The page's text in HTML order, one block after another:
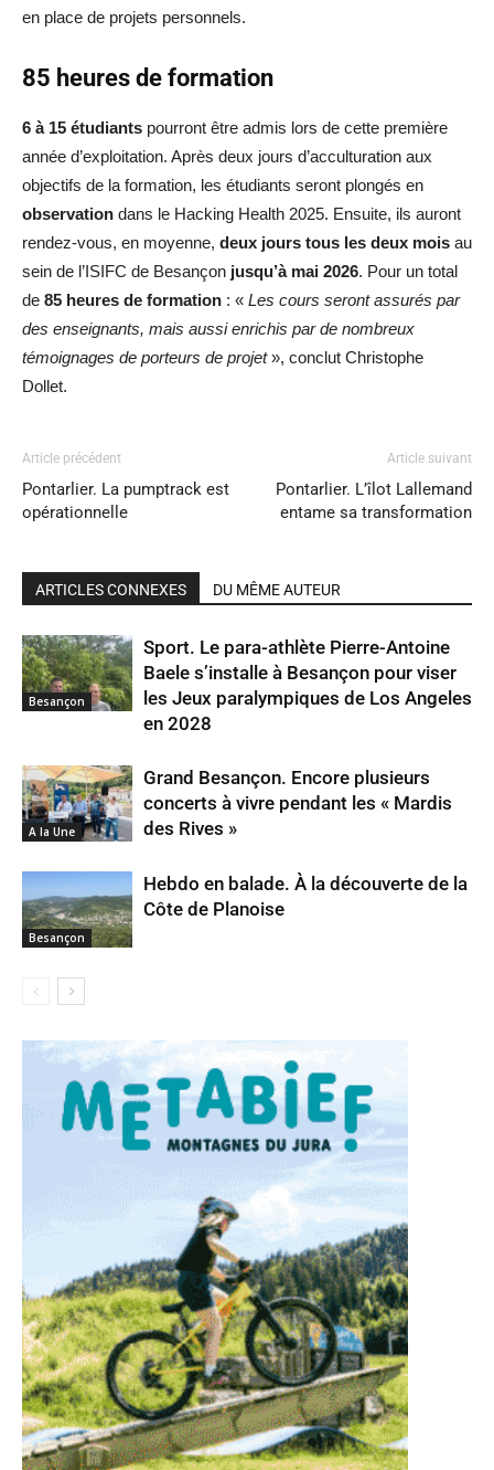
en place de projets personnels.
85 heures de formation
6 à 15 étudiants pourront être admis lors de cette première
année d’exploitation. Après deux jours d’acculturation aux
objectifs de la formation, les étudiants seront plongés en
observation dans le Hacking Health 2025. Ensuite, ils auront
rendez-vous, en moyenne, deux jours tous les deux mois au
sein de l’ISIFC de Besançon jusqu’à mai 2026. Pour un total
de 85 heures de formation : « Les cours seront assurés par
des enseignants, mais aussi enrichis par de nombreux
témoignages de porteurs de projet», conclut Christophe
Dollet.
Article précédent
Pontarlier. La pumptrack est
opérationnelle
Article suivant
Pontarlier. L’îlot Lallemand
entame sa transformation
ARTICLES CONNEXES DU MÊME AUTEUR
Besançon
Sport. Le para-athlète Pierre-Antoine
Baele s’installe à Besançon pour viser
les Jeux paralympiques de Los Angeles
en 2028
A la Une
Grand Besançon. Encore plusieurs
concerts à vivre pendant les « Mardis
des Rives »
Besançon
Hebdo en balade. À la découverte de la
Côte de Planoise